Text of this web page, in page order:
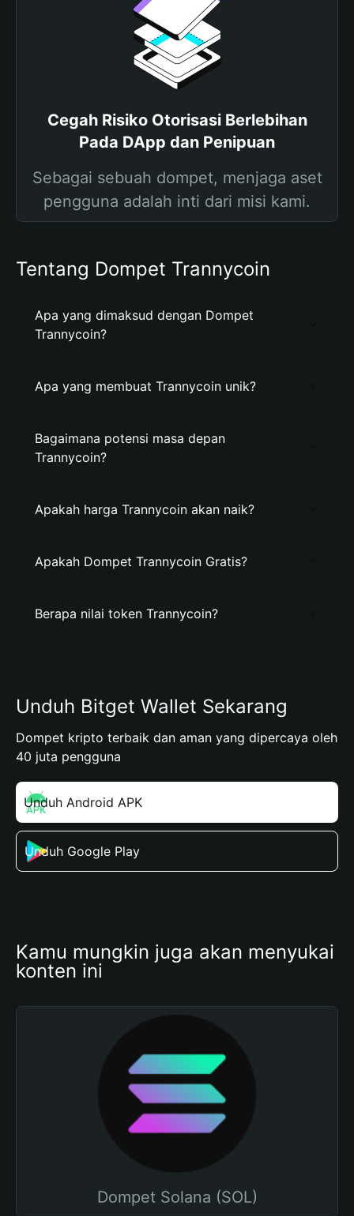
Cegah Risiko Otorisasi Berlebihan
Pada DApp dan Penipuan
Sebagai sebuah dompet, menjaga aset
pengguna adalah inti dari misi kami.
Tentang Dompet Trannycoin
Apa yang dimaksud dengan Dompet
Trannycoin?
Apa yang membuat Trannycoin unik?
Bagaimana potensi masa depan
Trannycoin?
Apakah harga Trannycoin akan naik?
Apakah Dompet Trannycoin Gratis?
Berapa nilai token Trannycoin?
Unduh Bitget Wallet Sekarang
Dompet kripto terbaik dan aman yang dipercaya oleh
40 juta pengguna
Unduh Android APK
Unduh Google Play
Kamu mungkin juga akan menyukai
konten ini
Dompet Solana (SOL)